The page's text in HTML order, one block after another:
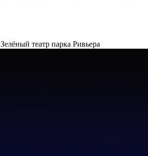
Зелёный театр парка Ривьера